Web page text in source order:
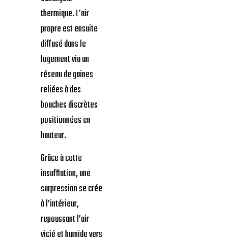
thermique. L’air
propre est ensuite
diffusé dans le
logement via un
réseau de gaines
reliées à des
bouches discrètes
positionnées en
hauteur.
Grâce à cette
insufflation, une
surpression se crée
à l’intérieur,
repoussant l’air
vicié et humide vers